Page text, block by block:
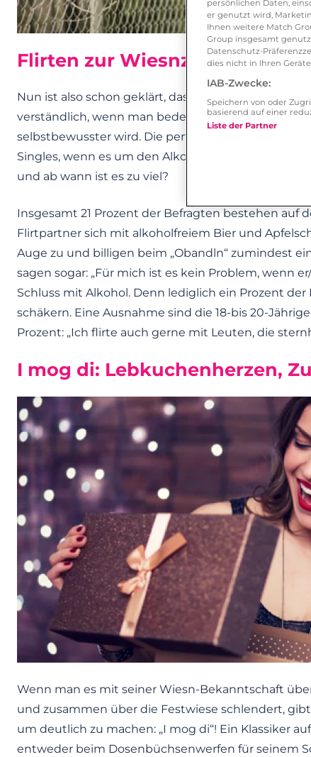
Flirten zur Wiesnzeit: Alkohol
Nun ist also schon geklärt, dass die viele Singles
verständlich, wenn man bedenkt, dass man durch
selbstbewusster wird. Die perfekte Mischung für
Singles, wenn es um den Alkohol-Level des
und ab wann ist es zu viel?
Insgesamt 21 Prozent der Befragten bestehen auf
Flirtpartner sich mit alkoholfreiem Bier und
Auge zu und billigen beim „Obandln“ zumindest
sagen sogar: „Für mich ist es kein Problem, wenn
Schluss mit Alkohol. Denn lediglich ein Prozent
schäkern. Eine Ausnahme sind die 18-bis 20-
Prozent: „Ich flirte auch gerne mit Leuten, die
I mog di: Lebkuchenherzen,
Wenn man es mit seiner Wiesn-Bekanntschaft
und zusammen über die Festwiese schlendert,
um deutlich zu machen: „I mog di“! Ein Klassiker
entweder beim Dosenbüchsenwerfen für seinem
persönlichen Daten,
er genutzt wird,
Ihnen weitere Match
Group insgesamt
Datenschutz-
dies nicht in Ihren
IAB-Zwecke:
Speichern von oder
basierend auf einer
Liste der Partner